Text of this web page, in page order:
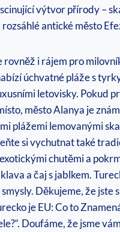
výtvor přírody –
antické město
rovněž i rájem pro
úchvatné pláže s
letovisky. Pokud
město Alanya je
plážemi lemovanými
si vychutnat také
chutěmi a
a čaj s jablkem.
Děkujeme, že jste
je EU: Co to
Doufáme, že jsme